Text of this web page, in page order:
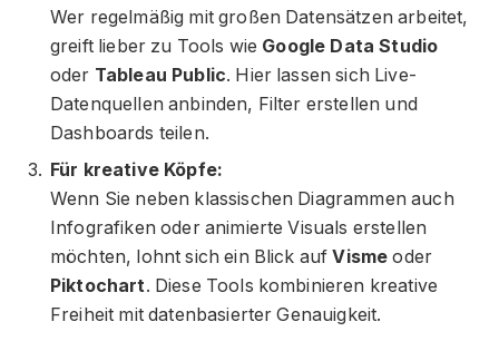
Wer regelmäßig mit großen Datensätzen arbeitet,
greift lieber zu Tools wie Google Data Studio
oder Tableau Public. Hier lassen sich Live-
Datenquellen anbinden, Filter erstellen und
Dashboards teilen.
Für kreative Köpfe:
Wenn Sie neben klassischen Diagrammen auch
Infografiken oder animierte Visuals erstellen
möchten, lohnt sich ein Blick aufVisme oder
Piktochart. Diese Tools kombinieren kreative
Freiheit mit datenbasierter Genauigkeit.